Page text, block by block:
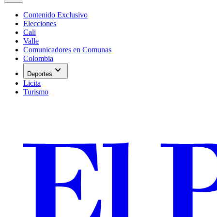
Contenido Exclusivo
Elecciones
Cali
Valle
Comunicadores en Comunas
Colombia
Deportes expand_more
Licita
Turismo